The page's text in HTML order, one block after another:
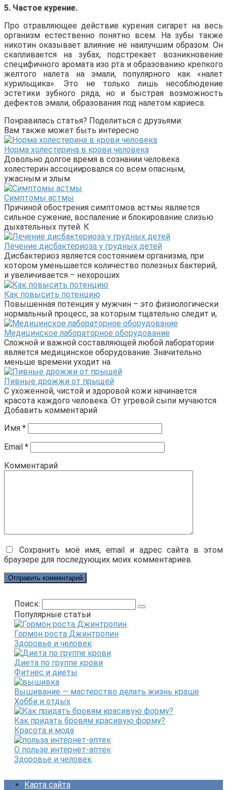
5. Частое курение.
Про отравляющее действие курения сигарет на весь
организм естественно понятно всем. На зубы также
никотин оказывает влияние не наилучшим образом. Он
скапливается на зубах, подстрекает возникновение
специфичного аромата изо рта и образованию крепкого
желтого налета на эмали, популярного как «налет
курильщика». Это не только лишь несоблюдение
эстетики зубного ряда, но и быстрая возможность
дефектов эмали, образования под налетом кариеса.
Понравилась статья? Поделиться с друзьями:
Вам также может быть интересно
Норма холестерина в крови человека
Довольно долгое время в сознании человека
холестерин ассоциировался со всем опасным,
ужасным и злым
Симптомы астмы
Причиной обострения симптомов астмы является
сильное сужение, воспаление и блокирование слизью
дыхательных путей. К
Лечение дисбактериоза у грудных детей
Дисбактериоз является состоянием организма, при
котором уменьшается количество полезных бактерий,
и увеличивается – нехороших
Как повысить потенцию
Повышенная потенция у мужчин – это физиологически
нормальный процесс, за которым тщательно следит и,
Медицинское лабораторное оборудование
Сложной и важной составляющей любой лаборатории
является медицинское оборудование. Значительно
меньше времени уходит на
Пивные дрожжи от прыщей
С ухоженной, чистой и здоровой кожи начинается
красота каждого человека. От угревой сыпи мучаются
Добавить комментарий
Имя *
Email *
Комментарий
Сохранить моё имя, email и адрес сайта в этом
браузере для последующих моих комментариев.
Поиск:
Популярные статьи
Гормон роста Джинтропин
Здоровье и человек
Диета по группе крови
Фитнес и диеты
Вышивание — мастерство делать жизнь краше
Хобби и отдых
Как придать бровям красивую форму?
Красота и мода
О пользе интернет-аптек
Здоровье и человек
Карта сайта